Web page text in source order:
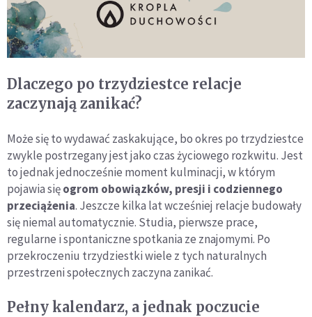
Dlaczego po trzydziestce relacje
zaczynają zanikać?
Może się to wydawać zaskakujące, bo okres po trzydziestce
zwykle postrzegany jest jako czas życiowego rozkwitu. Jest
to jednak jednocześnie moment kulminacji, w którym
pojawia sięogrom obowiązków, presji i codziennego
przeciążenia. Jeszcze kilka lat wcześniej relacje budowały
się niemal automatycznie. Studia, pierwsze prace,
regularne i spontaniczne spotkania ze znajomymi. Po
przekroczeniu trzydziestki wiele z tych naturalnych
przestrzeni społecznych zaczyna zanikać.
Pełny kalendarz, a jednak poczucie